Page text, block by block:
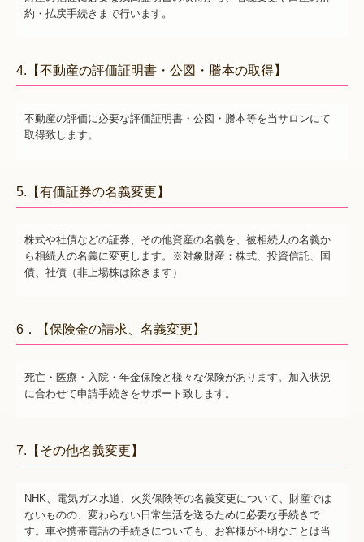
約・払戻手続きまで行います。
4.【不動産の評価証明書・公図・謄本の取得】
不動産の評価に必要な評価証明書・公図・謄本等を当サロンにて
取得致します。
5.【有価証券の名義変更】
株式や社債などの証券、その他資産の名義を、被相続人の名義か
ら相続人の名義に変更します。※対象財産：株式、投資信託、国
債、社債（非上場株は除きます）
6．【保険金の請求、名義変更】
死亡・医療・入院・年金保険と様々な保険があります。加入状況
に合わせて申請手続きをサポート致します。
7.【その他名義変更】
NHK、電気ガス水道、火災保険等の名義変更について、財産では
ないものの、変わらない日常生活を送るために必要な手続きで
す。車や携帯電話の手続きについても、お客様が不明なことは当